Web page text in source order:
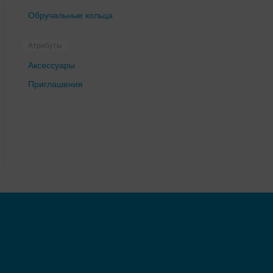
Обручальные кольца
Атрибуты
Аксессуары
Приглашения